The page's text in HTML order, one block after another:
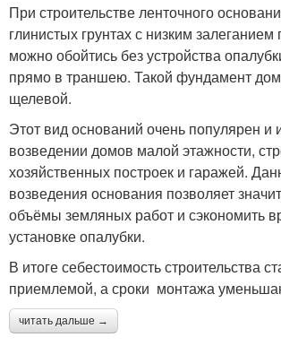
При строительстве ленточного
глинистых грунтах с низким
можно обойтись без устройства
прямо в траншею. Такой фундамент
щелевой.
Этот вид оснований очень популярен и
возведении домов малой этажности,
хозяйственных построек и гаражей.
возведения основания позволяет
объёмы земляных работ и сэкономить
установке опалубки.
В итоге себестоимость строительства
приемлемой, а сроки монтажа
читать дальше →